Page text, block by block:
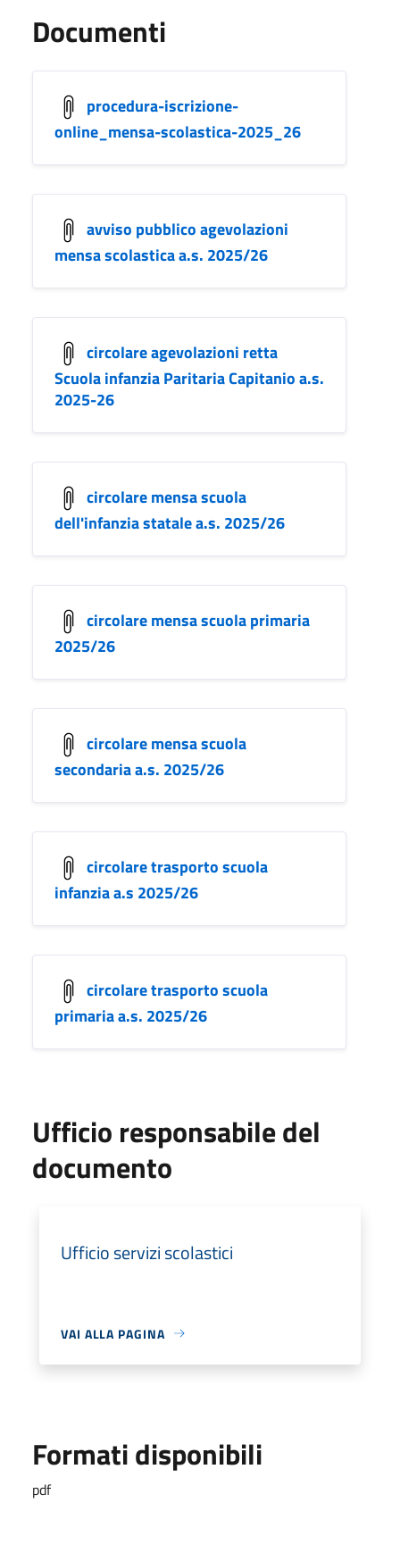
Documenti
procedura-iscrizione-
online_mensa-scolastica-2025_26
avviso pubblico agevolazioni
mensa scolastica a.s. 2025/26
circolare agevolazioni retta
Scuola infanzia Paritaria Capitanio a.s.
2025-26
circolare mensa scuola
dell'infanzia statale a.s. 2025/26
circolare mensa scuola primaria
2025/26
circolare mensa scuola
secondaria a.s. 2025/26
circolare trasporto scuola
infanzia a.s 2025/26
circolare trasporto scuola
primaria a.s. 2025/26
Ufficio responsabile del
documento
Ufficio servizi scolastici
VAI ALLA PAGINA
Formati disponibili
pdf